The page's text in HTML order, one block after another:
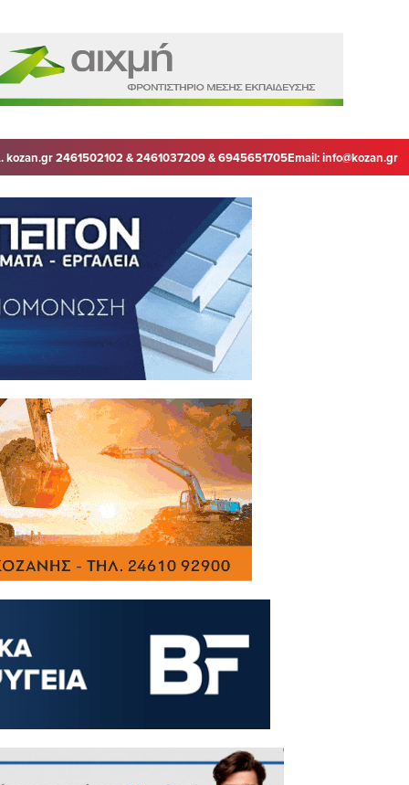
kozan.gr 2461502102 & 2461037209 & 6945651705Email:info@kozan.gr